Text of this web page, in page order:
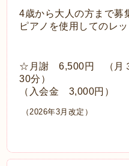
4歳から大人の方まで募
ピアノを使用してのレッ
☆月謝 6,500円 （月３
30分）
（入会金 3,000円）
（2026年3月改定）